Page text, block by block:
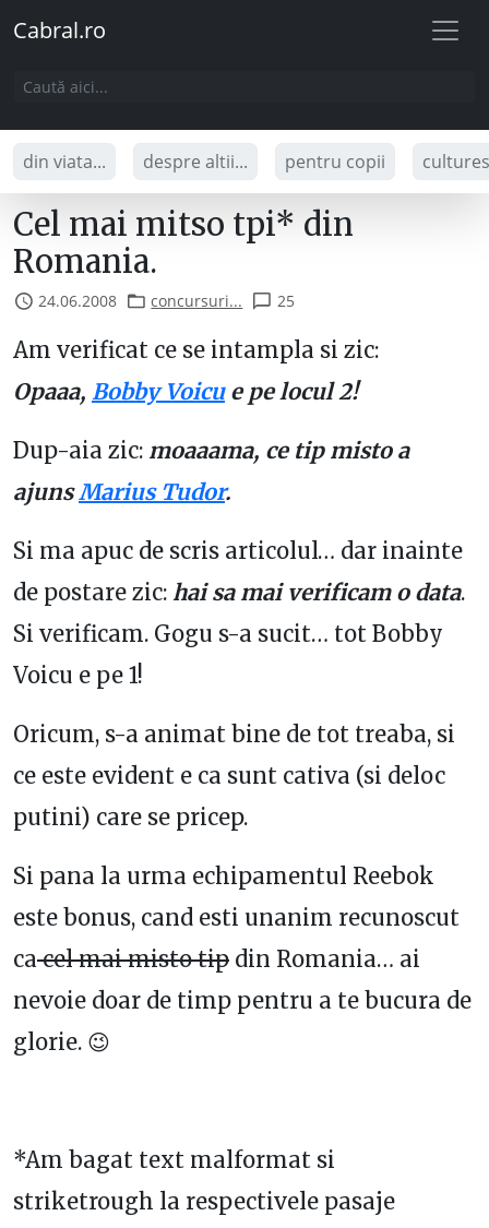
Cabral.ro
din viata... despre altii... pentru copii
Cel mai mitso tpi* din
Romania.
24.06.2008 concursuri... 25
Am verificat ce se intampla si zic:
Opaaa, Bobby Voicue pe locul 2!
Dup-aia zic: moaaama, ce tip misto a
ajunsMarius Tudor.
Si ma apuc de scris articolul… dar inainte
de postare zic: hai sa mai verificam o data.
Si verificam. Gogu s-a sucit… tot Bobby
Voicu e pe 1!
Oricum, s-a animat bine de tot treaba, si
ce este evident e ca sunt cativa (si deloc
putini) care se pricep.
Si pana la urma echipamentul Reebok
este bonus, cand esti unanim recunoscut
cacel mai misto tip din Romania… ai
nevoie doar de timp pentru a te bucura de
glorie. 😉
*Am bagat text malformat si
striketrough la respectivele pasaje